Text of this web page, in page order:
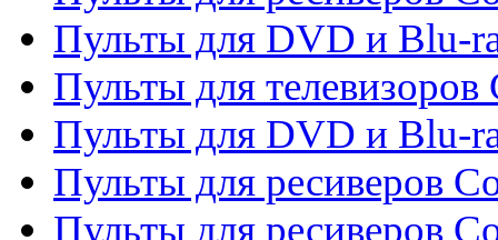
Пульты для DVD и Blu-
Пульты для телевизоров
Пульты для DVD и Blu-
Пульты для ресиверов
Пульты для ресиверов